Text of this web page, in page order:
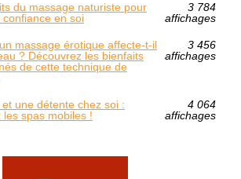
du massage naturiste pour
confiance en soi
3 784
affichages
massage érotique affecte-t-il
? Découvrez les bienfaits
de cette technique de
3 456
affichages
une détente chez soi :
les spas mobiles !
4 064
affichages